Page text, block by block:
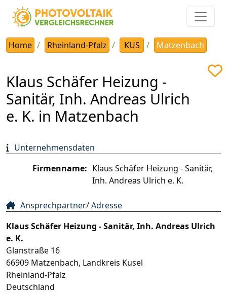
Home Rheinland-Pfalz KUS Matzenbach
Klaus Schäfer Heizung -
Sanitär, Inh. Andreas Ulrich
e. K. in Matzenbach
Unternehmensdaten
Firmenname: Klaus Schäfer Heizung - Sanitär,
Inh. Andreas Ulrich e. K.
Ansprechpartner/ Adresse
Klaus Schäfer Heizung - Sanitär, Inh. Andreas Ulrich
e. K.
Glanstraße 16
66909 Matzenbach, Landkreis Kusel
Rheinland-Pfalz
Deutschland